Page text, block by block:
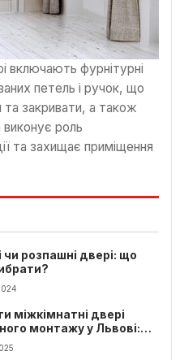
включають фурнітурні
петель і ручок, що
та закривати, а також
роль
та захищає приміщення
чи розпашні двері: що
міжкімнатні двері
монтажу у Львові:
стильного вибору